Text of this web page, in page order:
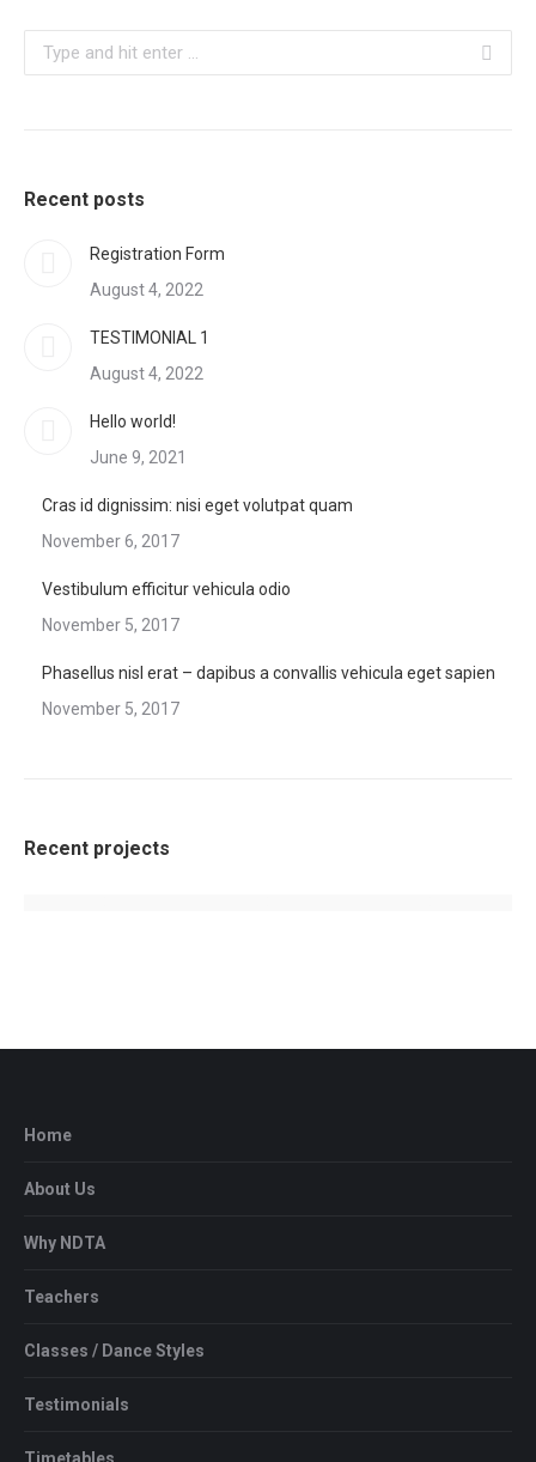
Search:
Recent posts
Registration Form
August 4, 2022
TESTIMONIAL 1
August 4, 2022
Hello world!
June 9, 2021
Cras id dignissim: nisi eget volutpat quam
November 6, 2017
Vestibulum efficitur vehicula odio
November 5, 2017
Phasellus nisl erat – dapibus a convallis vehicula eget sapien
November 5, 2017
Recent projects
Home
About Us
Why NDTA
Teachers
Classes / Dance Styles
Testimonials